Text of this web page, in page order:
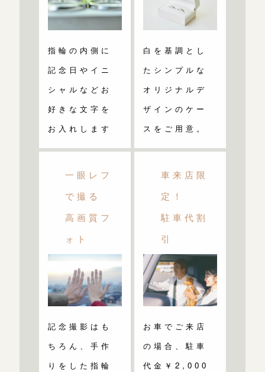
指輪の内側に
記念日やイニ
シャルなどお
好きな文字を
お入れします
白を基調とし
たシンプルな
オリジナルデ
ザインのケー
スをご用意。
一眼レフ
で撮る
高画質フ
ォト
記念撮影はも
ちろん、手作
りをした指輪
車来店限
定！
駐車代割
引
お車でご来店
の場合、駐車
代金￥2,000